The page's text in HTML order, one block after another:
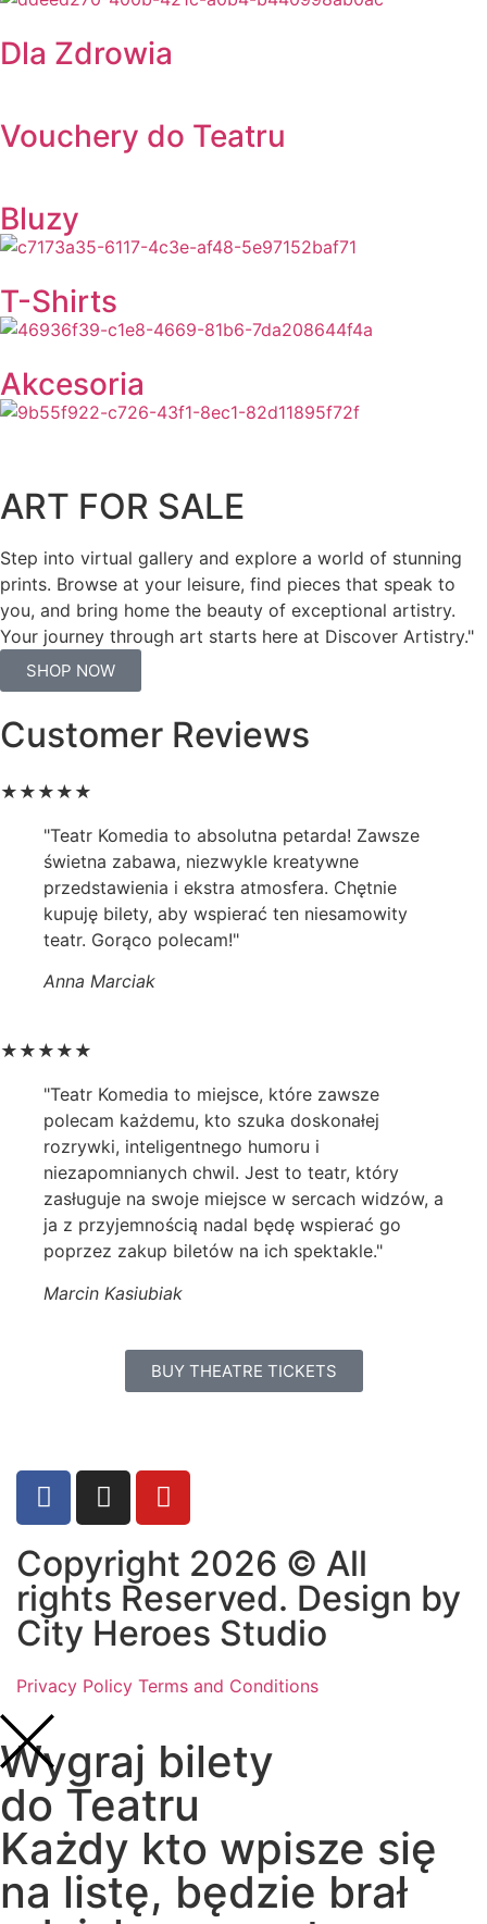
Dla Zdrowia
Vouchery do Teatru
Bluzy
T-Shirts
Akcesoria
ART FOR SALE
Step into virtual gallery and explore a world of stunning
prints. Browse at your leisure, find pieces that speak to
you, and bring home the beauty of exceptional artistry.
Your journey through art starts here at Discover Artistry."
SHOP NOW
Customer Reviews
★ ★ ★ ★ ★
"Teatr Komedia to absolutna petarda! Zawsze
świetna zabawa, niezwykle kreatywne
przedstawienia i ekstra atmosfera. Chętnie
kupuję bilety, aby wspierać ten niesamowity
teatr. Gorąco polecam!"
Anna Marciak
★ ★ ★ ★ ★
"Teatr Komedia to miejsce, które zawsze
polecam każdemu, kto szuka doskonałej
rozrywki, inteligentnego humoru i
niezapomnianych chwil. Jest to teatr, który
zasługuje na swoje miejsce w sercach widzów, a
ja z przyjemnością nadal będę wspierać go
poprzez zakup biletów na ich spektakle."
Marcin Kasiubiak
BUY THEATRE TICKETS
Copyright 2026 © All
rights Reserved. Design by
City Heroes Studio
Privacy Policy Terms and Conditions
Wygraj bilety
do Teatru
Każdy kto wpisze się
na listę, będzie brał